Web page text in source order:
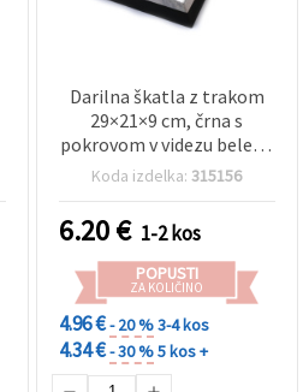
Darilna škatla z trakom
29×21×9 cm, črna s
pokrovom v videzu belega
marmorja
Koda izdelka:315156
6.20€ 1-2 kos
POPUSTI
ZA KOLIČINO
4.96 €- 20 %3-4 kos
4.34 €- 30 %5 kos +